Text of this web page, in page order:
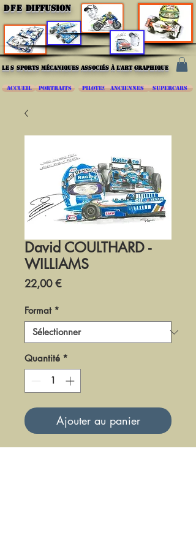
DFE DIFFUSION
les sports mécaniques associés à l'art graphique
ACCUEIL PORTRAITS PILOTES ANCIENNES SUPERCARS
David COULTHARD -
WILLIAMS
22,00 €Prix
Format *
Quantité *
Ajouter au panier